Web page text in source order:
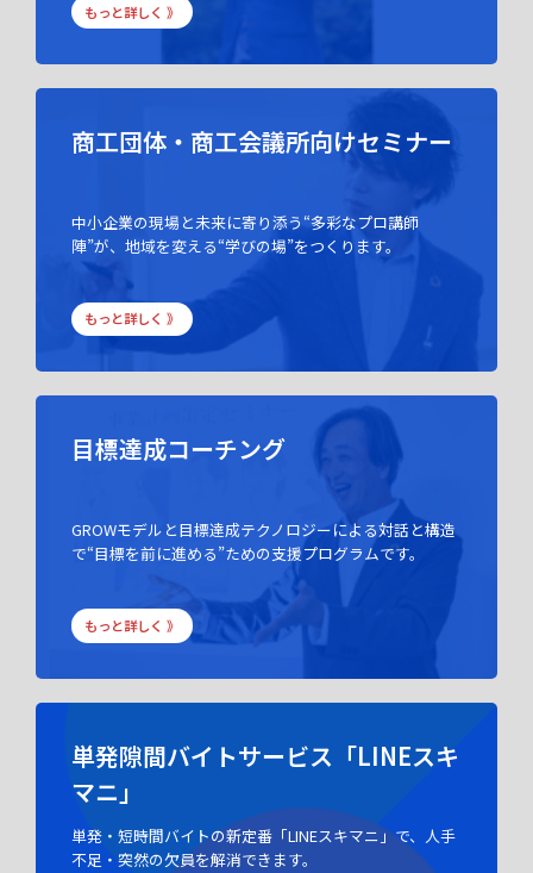
もっと詳しく 》
商工団体・商工会議所向けセミナー
中小企業の現場と未来に寄り添う“多彩なプロ講師
陣”が、地域を変える“学びの場”をつくります。
もっと詳しく 》
目標達成コーチング
GROWモデルと目標達成テクノロジーによる対話と構造
で“目標を前に進める”ための支援プログラムです。
もっと詳しく 》
単発隙間バイトサービス「LINEスキ
マニ」
単発・短時間バイトの新定番「LINEスキマニ」で、人手
不足・突然の欠員を解消できます。